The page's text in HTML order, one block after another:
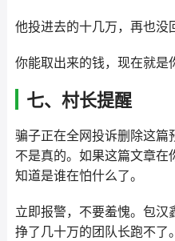
他投进去的十几万，再也没
你能取出来的钱，现在就是
七、村长提醒
骗子正在全网投诉删除这
不是真的。如果这篇文章
知道是谁在怕什么了。
立即报警，不要羞愧。包
挣了几十万的团队长跑不